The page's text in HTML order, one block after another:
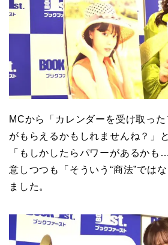
MCから「カレンダーを受け取っ
がもらえるかもしれませんね？」
「もしかしたらパワーがあるかも
意しつつも「そういう“商法”では
ました。